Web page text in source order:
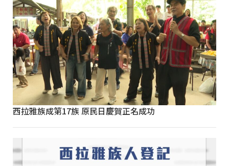
西拉雅族成第17族 原民日慶賀正名成功